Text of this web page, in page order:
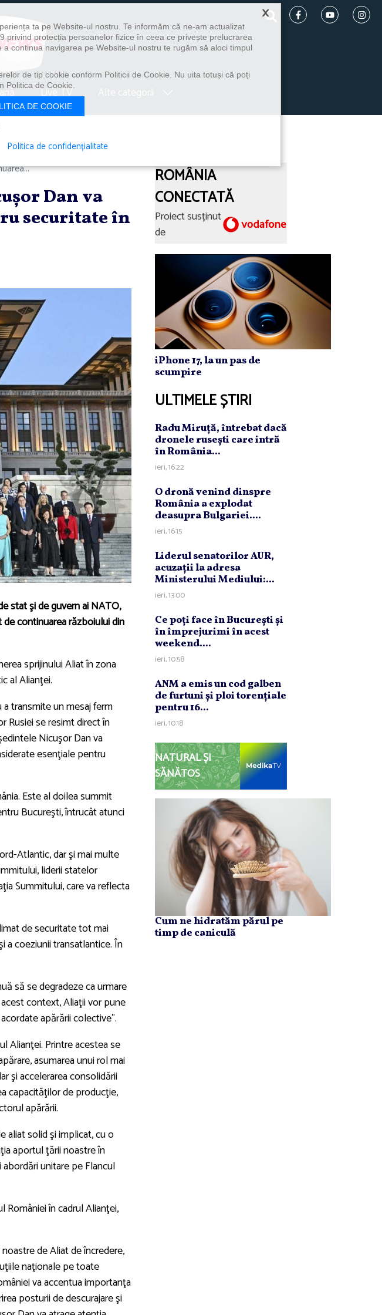
Live TV
Dan va
securitate în
stat şi de guvern ai NATO,
continuarea războiului din
sprijinului Aliat în zona
al Alianţei.
transmite un mesaj ferm
Rusiei se resimt direct în
Nicuşor Dan va
esenţiale pentru
Este al doilea summit
Bucureşti, întrucât atunci
Atlantic, dar şi mai multe
liderii statelor
Summitului, care va reflecta
de securitate tot mai
a coeziunii transatlantice. În
să se degradeze ca urmare
context, Aliaţii vor pune
apărării colective”.
Alianţei. Printre acestea se
asumarea unui rol mai
şi accelerarea consolidării
capacităţilor de producţie,
apărării.
aliat solid şi implicat, cu o
aportul ţării noastre în
unitare pe Flancul
României în cadrul Alianţei,
de Aliat de încredere,
naţionale pe toate
va accentua importanţa
posturii de descurajare şi
ROMÂNIA
CONECTATĂ
Proiect susținut
de
iPhone 17, la un pas de
scumpire
ULTIMELE ȘTIRI
Radu Miruţă, întrebat dacă
dronele ruseşti care intră
în România...
ieri, 16:22
O dronă venind dinspre
România a explodat
deasupra Bulgariei....
ieri, 16:15
Liderul senatorilor AUR,
acuzaţii la adresa
Ministerului Mediului:...
ieri, 13:00
Ce poţi face în Bucureşti şi
în împrejurimi în acest
weekend....
ieri, 10:58
ANM a emis un cod galben
de furtuni şi ploi torenţiale
pentru 16...
ieri, 10:18
NATURAL ȘI
SĂNĂTOS
Cum ne hidratăm părul pe
timp de caniculă
×
ta pe Website-ul nostru. Te informăm că ne-am actualizat
privind protecția persoanelor fizice în ceea ce privește prelucrarea
continua navigarea pe Website-ul nostru te rugăm să aloci timpul
de tip cookie conform Politicii de Cookie. Nu uita totuși că poți
Politica de Cookie.
DE COOKIE
Politica de confidențialitate